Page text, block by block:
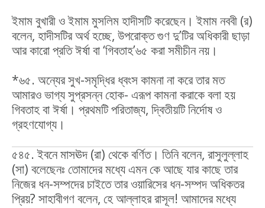
ইমাম বুখারী ও ইমাম মুসলিম হাদীসটি করেছেন। ইমাম নববী (র)
বলেন, হাদীসটির অর্থ হচ্ছে, উপরোক্ত গুণ দু’টির অধিকারী ছাড়া
আর কারো প্রতি ঈর্ষা বা ‘গিবতাহ’৬৫ করা সমীচীন নয়।
*৬৫. অন্যের সুখ-সমৃদ্ধির ধ্বংস কামনা না করে তার মত
আমারও ভাগ্য সুপ্রসন্ন হোক- এরূপ কামনা করাকে বলা হয়
গিবতাহ বা ঈর্ষা। প্রথমটি পরিতাজ্য, দ্বিতীয়টি নির্দোষ ও
গ্রহণযোগ্য।
৫৪৫. ইবনে মাসঊদ (রা) থেকে বর্ণিত। তিনি বলেন, রাসুলুল্লাহ
(সা) বলেছেনঃ তোমাদের মধ্যে এমন কে আছে যার কাছে তার
নিজের ধন-সম্পদের চাইতে তার ওয়ারিসের ধন-সম্পদ অধিকতর
প্রিয়? সাহাবীগণ বলেন, হে আল্লাহর রাসূল! আমাদের মধ্যে